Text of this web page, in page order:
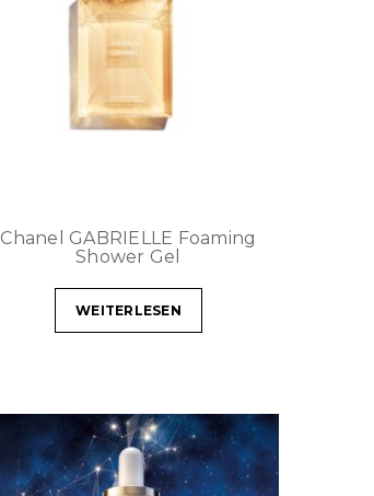
Chanel GABRIELLE Foaming
Shower Gel
WEITERLESEN